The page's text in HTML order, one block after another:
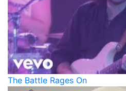
The Battle Rages On